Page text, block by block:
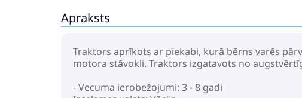
Apraksts
Traktors aprīkots ar piekabi, kurā bērns varēs
motora stāvokli. Traktors izgatavots no
- Vecuma ierobežojumi: 3 - 8 gadi